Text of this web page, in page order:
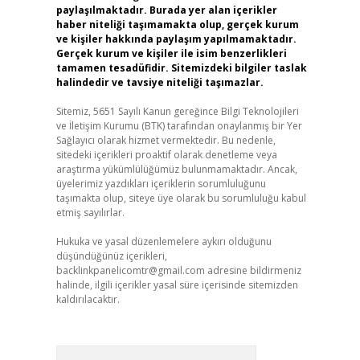
paylaşılmaktadır. Burada yer alan içerikler
haber niteliği taşımamakta olup, gerçek kurum
ve kişiler hakkında paylaşım yapılmamaktadır.
Gerçek kurum ve kişiler ile isim benzerlikleri
tamamen tesadüfidir. Sitemizdeki bilgiler taslak
halindedir ve tavsiye niteliği taşımazlar.
Sitemiz, 5651 Sayılı Kanun gereğince Bilgi Teknolojileri
ve İletişim Kurumu (BTK) tarafından onaylanmış bir Yer
Sağlayıcı olarak hizmet vermektedir. Bu nedenle,
sitedeki içerikleri proaktif olarak denetleme veya
araştırma yükümlülüğümüz bulunmamaktadır. Ancak,
üyelerimiz yazdıkları içeriklerin sorumluluğunu
taşımakta olup, siteye üye olarak bu sorumluluğu kabul
etmiş sayılırlar.
Hukuka ve yasal düzenlemelere aykırı olduğunu
düşündüğünüz içerikleri,
backlinkpanelicomtr@gmail.com adresine bildirmeniz
halinde, ilgili içerikler yasal süre içerisinde sitemizden
kaldırılacaktır.